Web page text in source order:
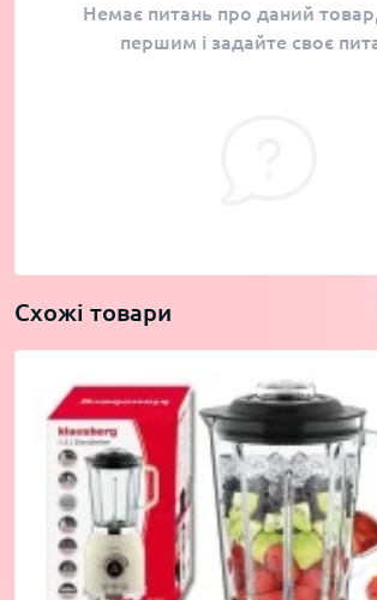
Немає питань про даний
першим і задайте своє
Схожі товари